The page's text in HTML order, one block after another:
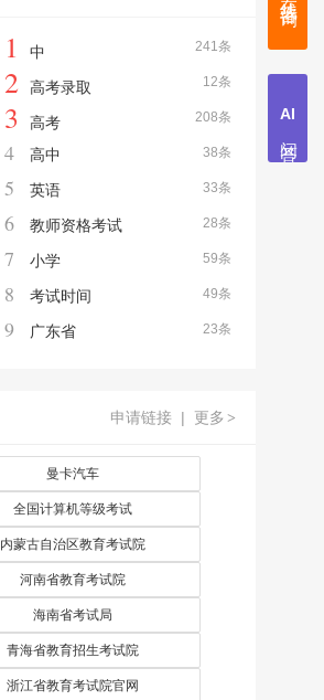
241条
1 中
12条
2 高考录取
208条
3 高考
38条
4 高中
33条
5 英语
28条
6 教师资格考试
59条
7 小学
49条
8 考试时间
23条
9 广东省
申请链接 | 更多 >
曼卡汽车
全国计算机等级考试
内蒙古自治区教育考试院
河南省教育考试院
海南省考试局
青海省教育招生考试院
浙江省教育考试院官网